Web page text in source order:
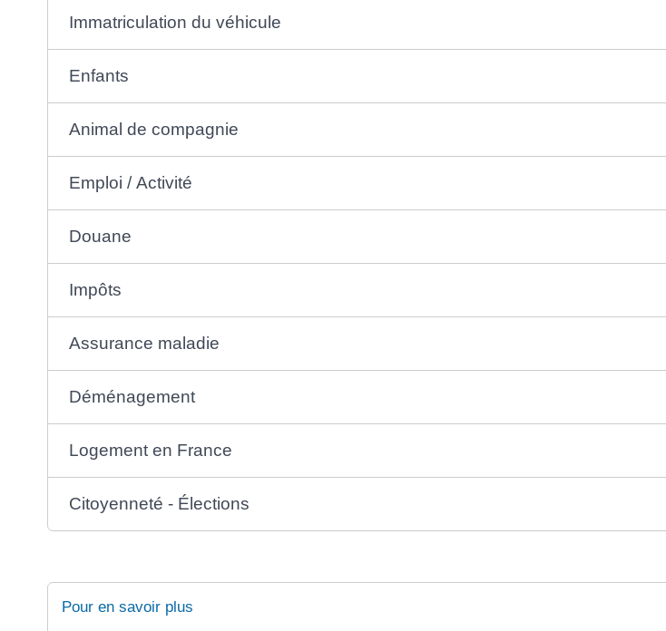
Immatriculation du véhicule
Enfants
Animal de compagnie
Emploi / Activité
Douane
Impôts
Assurance maladie
Déménagement
Logement en France
Citoyenneté - Élections
Pour en savoir plus